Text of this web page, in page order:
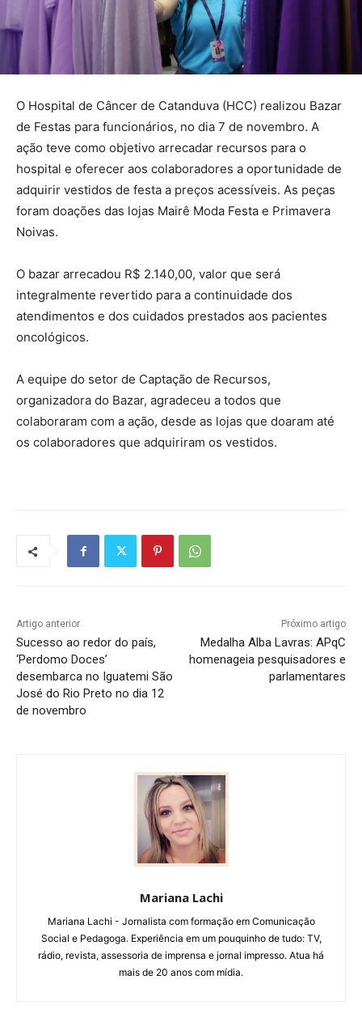
O Hospital de Câncer de Catanduva (HCC) realizou Bazar
de Festas para funcionários, no dia 7 de novembro. A
ação teve como objetivo arrecadar recursos para o
hospital e oferecer aos colaboradores a oportunidade de
adquirir vestidos de festa a preços acessíveis. As peças
foram doações das lojas Mairê Moda Festa e Primavera
Noivas.
O bazar arrecadou R$ 2.140,00, valor que será
integralmente revertido para a continuidade dos
atendimentos e dos cuidados prestados aos pacientes
oncológicos.
A equipe do setor de Captação de Recursos,
organizadora do Bazar, agradeceu a todos que
colaboraram com a ação, desde as lojas que doaram até
os colaboradores que adquiriram os vestidos.
Artigo anterior
Sucesso ao redor do país,
‘Perdomo Doces’
desembarca no Iguatemi São
José do Rio Preto no dia 12
de novembro
Próximo artigo
Medalha Alba Lavras: APqC
homenageia pesquisadores e
parlamentares
Mariana Lachi
Mariana Lachi - Jornalista com formação em Comunicação
Social e Pedagoga. Experiência em um pouquinho de tudo: TV,
rádio, revista, assessoria de imprensa e jornal impresso. Atua há
mais de 20 anos com mídia.